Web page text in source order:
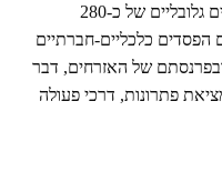
אקלים. אסונות טבע כבר גרמו להפסדים גלובליים של כ-280
2021 בלבד. אותם הפסדים כלכליים-חברתיים
של האזרחים, דבר
פתרונות, דרכי פעולה